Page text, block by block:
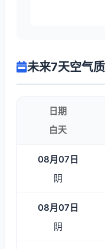
未来7天空气
日期
白天
08月07日
阴
08月07日
阴